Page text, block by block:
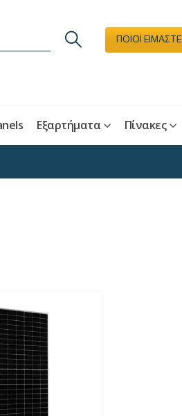
ΠΟΙΟΙ ΕΙΜΑΣΤΕ
Εξαρτήματα Πίνακες